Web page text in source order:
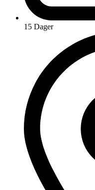
15 Dager